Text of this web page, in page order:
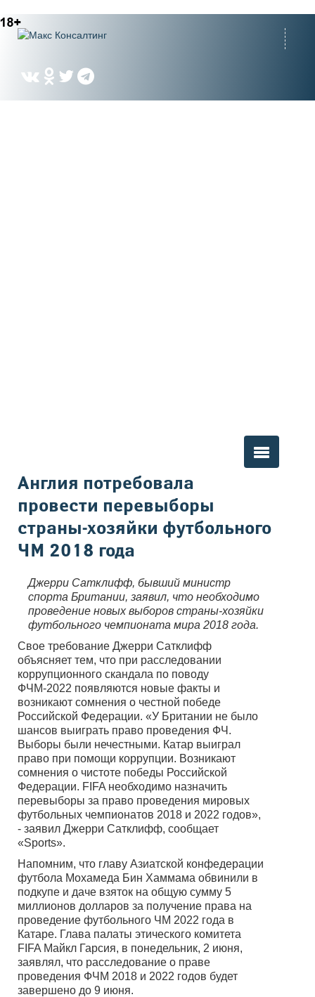
Вы здесь
Англия потребовала
провести перевыборы
страны-хозяйки футбольного
ЧМ 2018 года
Джерри Сатклифф, бывший министр
спорта Британии, заявил, что необходимо
проведение новых выборов страны-хозяйки
футбольного чемпионата мира 2018 года.
Свое требование Джерри Сатклифф
объясняет тем, что при расследовании
коррупционного скандала по поводу
ФЧМ-2022 появляются новые факты и
возникают сомнения о честной победе
Российской Федерации. «У Британии не было
шансов выиграть право проведения ФЧ.
Выборы были нечестными. Катар выиграл
право при помощи коррупции. Возникают
сомнения о чистоте победы Российской
Федерации. FIFA необходимо назначить
перевыборы за право проведения мировых
футбольных чемпионатов 2018 и 2022 годов»,
- заявил Джерри Сатклифф, сообщает
«Sports».
Напомним, что главу Азиатской конфедерации
футбола Мохамеда Бин Хаммама обвинили в
подкупе и даче взяток на общую сумму 5
миллионов долларов за получение права на
проведение футбольного ЧМ 2022 года в
Катаре. Глава палаты этического комитета
FIFA Майкл Гарсия, в понедельник, 2 июня,
заявлял, что расследование о праве
проведения ФЧМ 2018 и 2022 годов будет
завершено до 9 июня.